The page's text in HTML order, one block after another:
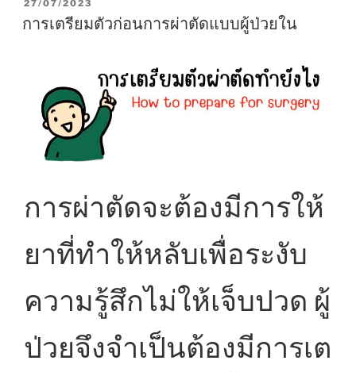
POSTED
27/07/2023
การเตรียมตัวก่อนการผ่าตัดแบบผู้ป่วยใน
การผ่าตัดจะต้องมีการให้
ยาที่ทำให้หลับเพื่อระงับ
ความรู้สึกไม่ให้เจ็บปวด ผู้
ป่วยจึงจำเป็นต้องมีการเต